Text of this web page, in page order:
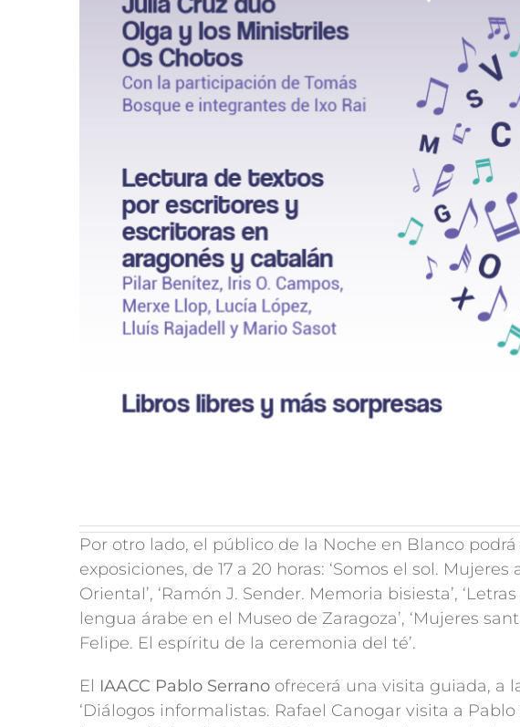
Por otro lado, el público de la Noche en Blanco
exposiciones, de 17 a 20 horas: ‘Somos el sol.
Oriental’, ‘Ramón J. Sender. Memoria bisiesta’,
lengua árabe en el Museo de Zaragoza’, ‘Mujeres
Felipe. El espíritu de la ceremonia del té’.
El IAACC Pablo Serranoofrecerá una visita guiada, a
‘Diálogos informalistas. Rafael Canogar visita a Pablo